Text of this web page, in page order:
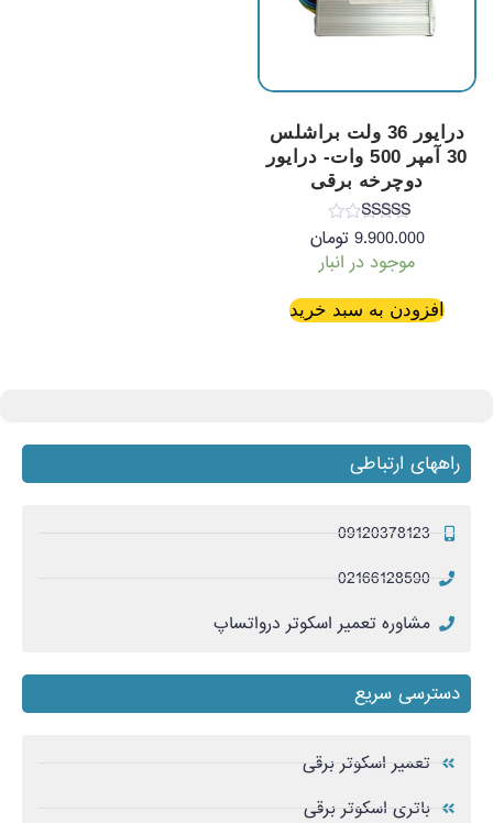
درایور 36 ولت براشلس
30 آمپر 500 وات- درایور
دوچرخه برقی
نمره
5.00
از 5
9.900.000 تومان
موجود در انبار
افزودن به سبد خرید
راههای ارتباطی
09120378123
02166128590
مشاوره تعمیر اسکوتر درواتساپ
دسترسی سریع
تعمیر اسکوتر برقی
باتری اسکوتر برقی